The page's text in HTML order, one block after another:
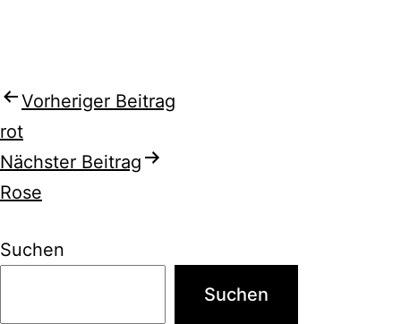
Beitragsnavigation
Vorheriger Beitrag
rot
Nächster Beitrag
Rose
Suchen
Suchen